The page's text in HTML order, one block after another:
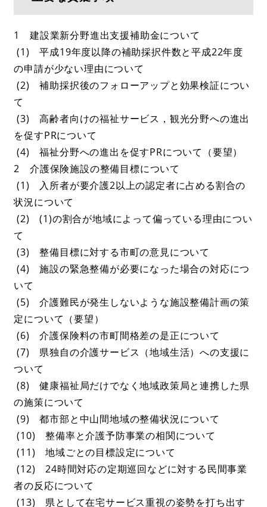
1 建設業新分野進出支援補助金について
(1) 平成19年度以降の補助採択件数と平成22年度
の申請が少ない理由について
(2) 補助採択後のフォローアップと効果検証につい
て
(3) 高齢者向けの福祉サービス，観光分野への進出
を促すPRについて
(4) 福祉分野への進出を促すPRについて（要望）
2 介護保険施設の整備目標について
(1) 入所者が要介護2以上の認定者に占める割合の
状況について
(2) (1)の割合が地域によって偏っている理由につい
て
(3) 整備目標に対する市町の意見について
(4) 施設の緊急整備が必要になった場合の対応につ
いて
(5) 介護難民が発生しないような施設整備計画の策
定について（要望）
(6) 介護保険料の市町間格差の是正について
(7) 県独自の介護サービス（地域生活）への支援に
ついて
(8) 健康福祉局だけでなく地域政策局と連携した県
の施策について
(9) 都市部と中山間地域の整備状況について
(10) 整備率と介護予防事業の相関について
(11) 地域ごとの目標設定について
(12) 24時間対応の定期巡回などに対する民間事業
者の反応について
(13) 県として在宅サービス重視の姿勢を打ち出す